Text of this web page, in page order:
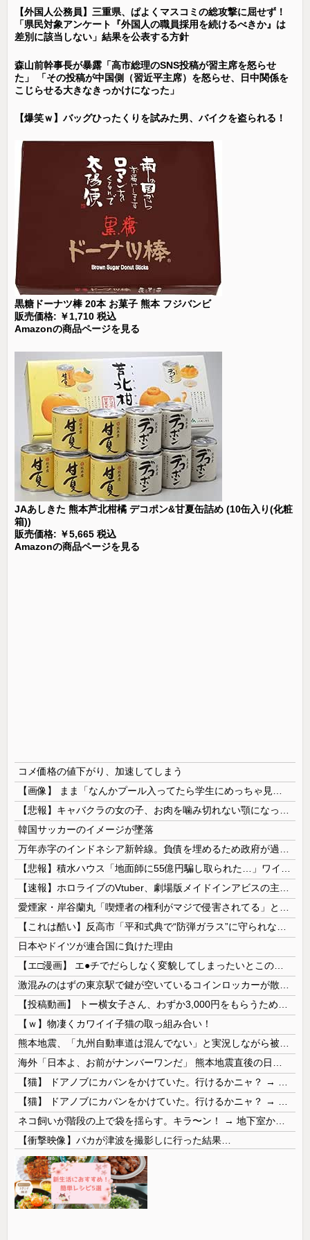
【外国人公務員】三重県、ぱよくマスコミの総攻撃に屈せず！
「県民対象アンケート『外国人の職員採用を続けるべきか』は
差別に該当しない」結果を公表する方針
森山前幹事長が暴露「高市総理のSNS投稿が習主席を怒らせ
た」 「その投稿が中国側（習近平主席）を怒らせ、日中関係を
こじらせる大きなきっかけになった」
【爆笑ｗ】バッグひったくりを試みた男、バイクを盗られる！
黒糖ドーナツ棒 20本 お菓子 熊本 フジバンビ
販売価格: ￥1,710 税込
Amazonの商品ページを見る
JAあしきた 熊本芦北柑橘 デコポン&甘夏缶詰め (10缶入り(化粧
箱))
販売価格: ￥5,665 税込
Amazonの商品ページを見る
コメ価格の値下がり、加速してしまう
韓国サッカーのイメージが墜落
日本やドイツが連合国に負けた理由
【ｗ】物凄くカワイイ子猫の取っ組み合い！
【衝撃映像】バカが津波を撮影しに行った結果…